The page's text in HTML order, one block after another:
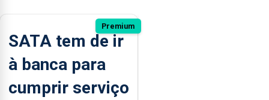
Premium
SATA tem de ir
à banca para
cumprir serviço